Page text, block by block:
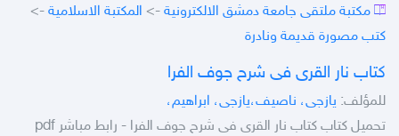
مكتبة ملتقى جامعة دمشق الالكترونية -> المكتبة الاسلامية ->
كتب مصورة قديمة ونادرة
كتاب نار القرى فى شرح جوف الفرا
للمؤلف: يازجى، ناصيف،يازجى، ابراهيم،
تحميل كتاب كتاب نار القرى فى شرح جوف الفرا - رابط مباشر pdf